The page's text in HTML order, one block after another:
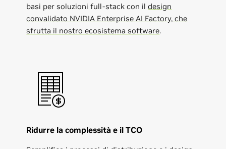
basi per soluzioni full-stack con ildesign
convalidato NVIDIA Enterprise AI Factory, che
sfrutta il nostro ecosistema software.
Ridurre la complessità e il TCO